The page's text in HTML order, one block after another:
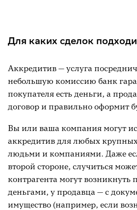
Для каких сделок
Аккредитив — услуга
небольшую комиссию банк
покупателя есть деньги, а
договор и правильно оформит
Вы или ваша компания могут
аккредитив для любых
людьми и компаниями. Даже
второй стороне, случиться
контрагента могут возникнуть
деньгами, у продавца — с
имущество (например, если